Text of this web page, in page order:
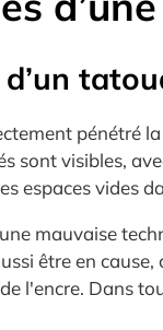
pénétré
sont visibles,
espaces vides
mauvaise
être en
l'encre. Dans